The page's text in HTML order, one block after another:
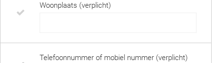
Woonplaats (verplicht)
Telefoonnummer of mobiel nummer (verplicht)